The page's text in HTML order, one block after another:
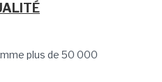
plus de 50 000